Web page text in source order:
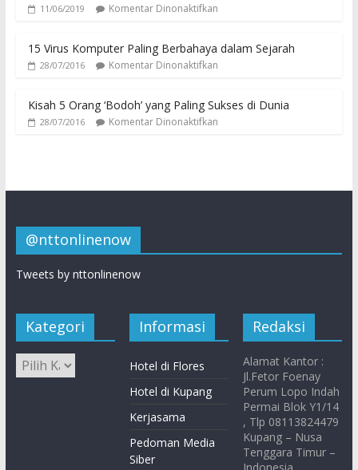
11/06/2019 Komentar Dinonaktifkan
15 Virus Komputer Paling Berbahaya dalam Sejarah
28/07/2016 Komentar Dinonaktifkan
Kisah 5 Orang ‘Bodoh’ yang Paling Sukses di Dunia
28/07/2016 Komentar Dinonaktifkan
@nttonlinenow
Tweets by nttonlinenow
Kategori Informasi
Hotel di Flores
Hotel di Kupang
Kerjasama
Pedoman Media
Siber
Redaksi
Alamat Kantor :
Jl.Fetor Foenay
Perum Lopo Indah
Permai Blok Y1/14
, Tlp 08113824479
Kupang – Nusa
Tenggara Timur –